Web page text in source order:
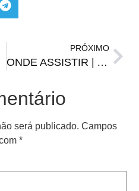
PRÓXIMO
ONDE ASSISTIR | Agenda Esportiva de segunda, 3 de abril
será publicado. Campos
*